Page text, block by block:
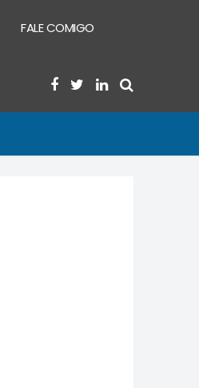
FALE COMIGO